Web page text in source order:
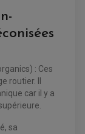
: Ces
routier. Il
car il y a
sa